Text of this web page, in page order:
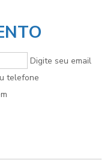
Digite seu email
telefone